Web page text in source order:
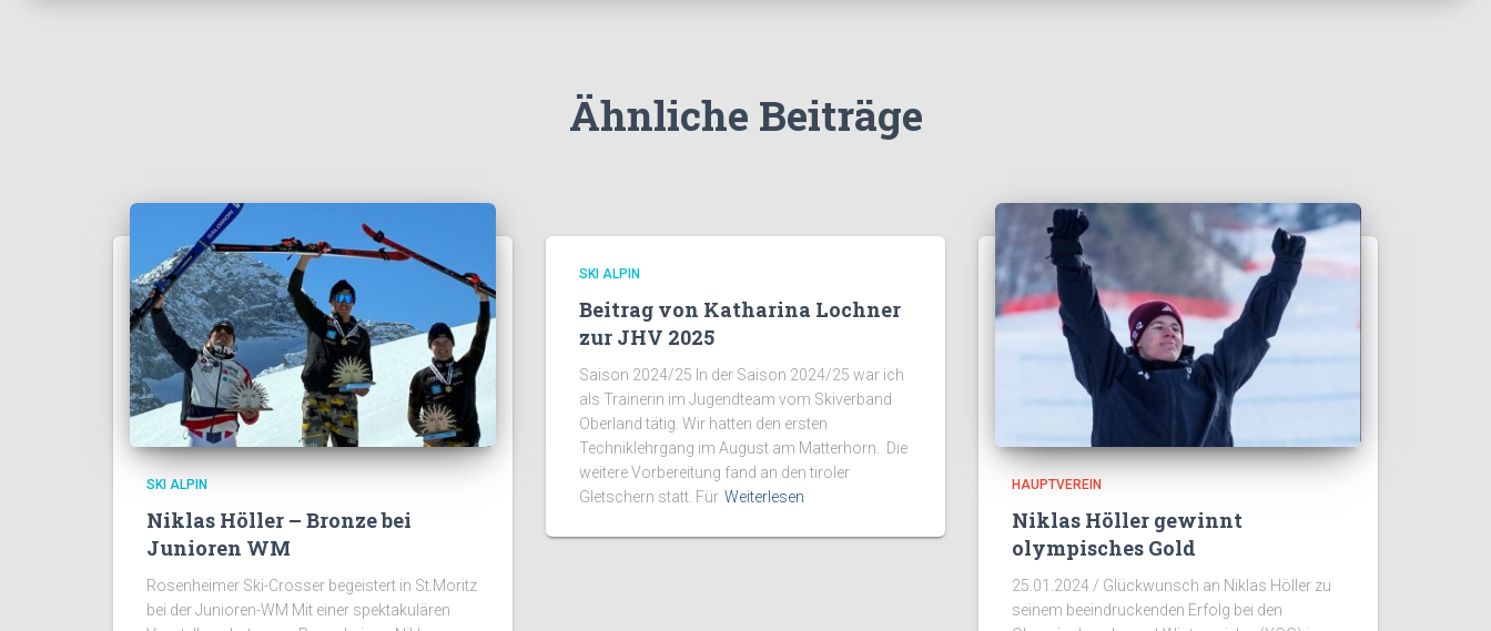
Ähnliche Beiträge
SKI ALPIN
Niklas Höller – Bronze bei
Junioren WM
Rosenheimer Ski-Crosser begeistert in St.Moritz
bei der Junioren-WM Mit einer spektakulären
SKI ALPIN
Beitrag von Katharina Lochner
zur JHV 2025
Saison 2024/25 In der Saison 2024/25 war ich
als Trainerin im Jugendteam vom Skiverband
Oberland tätig. Wir hatten den ersten
Techniklehrgang im August am Matterhorn. Die
weitere Vorbereitung fand an den tiroler
Gletschern statt. Für Weiterlesen
HAUPTVEREIN
Niklas Höller gewinnt
olympisches Gold
25.01.2024 / Glückwunsch an Niklas Höller zu
seinem beeindruckenden Erfolg bei den